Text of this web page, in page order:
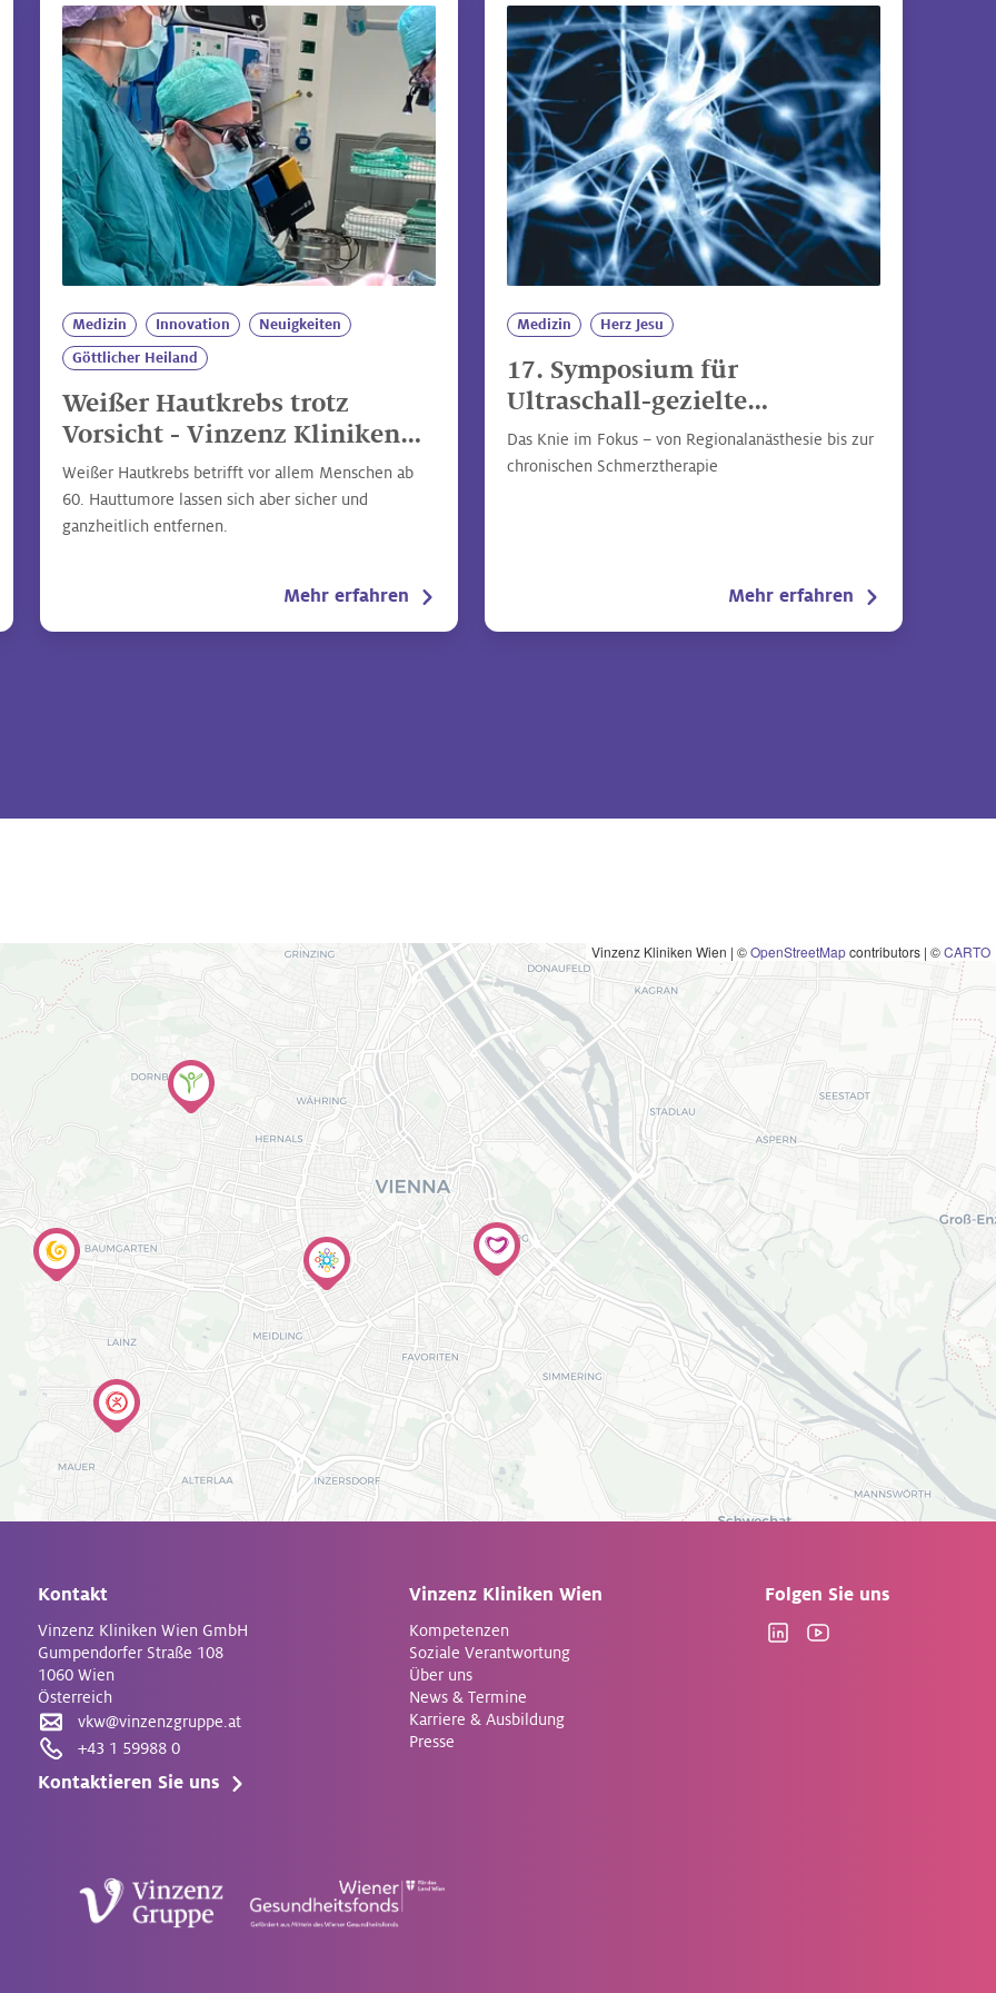
Medizin Innovation Neuigkeiten
Göttlicher Heiland
Weißer Hautkrebs trotz
Vorsicht - Vinzenz Kliniken
Wien
Weißer Hautkrebs betrifft vor allem Menschen ab
60. Hauttumore lassen sich aber sicher und
ganzheitlich entfernen.
Mehr erfahren
Medizin Herz Jesu
17. Symposium für
Ultraschall-gezielte
Nervenblockaden - Vinzenz
Kliniken Wien
Das Knie im Fokus – von Regionalanästhesie bis zur
chronischen Schmerztherapie
Mehr erfahren
Vinzenz Kliniken Wien | ©OpenStreetMapcontributors | ©CARTO
Kontakt
Vinzenz Kliniken Wien GmbH
Gumpendorfer Straße 108
1060 Wien
Österreich
vkw@vinzenzgruppe.at
+43 1 59988 0
Kontaktieren Sie uns
Vinzenz Kliniken Wien
Kompetenzen
Soziale Verantwortung
Über uns
News & Termine
Karriere & Ausbildung
Presse
Folgen Sie uns
LinkedinYouTube